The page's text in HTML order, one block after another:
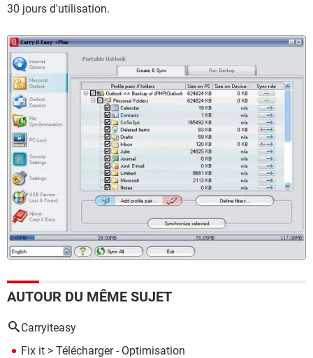
30 jours d'utilisation.
AUTOUR DU MÊME SUJET
Carryiteasy
Fix it > Télécharger - Optimisation